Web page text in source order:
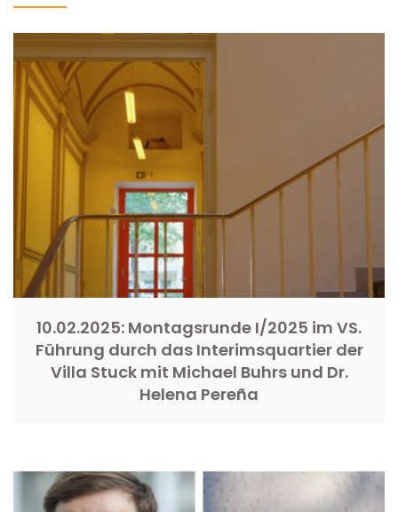
10.02.2025: Montagsrunde I/2025 im VS.
Führung durch das Interimsquartier der
Villa Stuck mit Michael Buhrs und Dr.
Helena Pereña